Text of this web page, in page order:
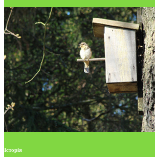
Історія